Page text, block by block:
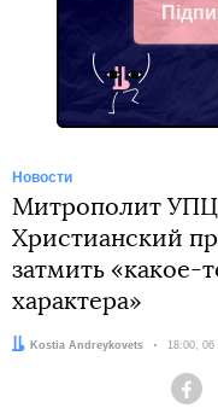
Новости
Митрополит
Христианский
затмить «какое-
характера»
Автор:Kostia Andreykovets Дата:
18:00, 06